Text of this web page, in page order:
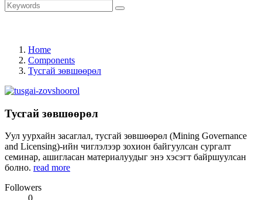
Home
Components
Тусгай зөвшөөрөл
Тусгай зөвшөөрөл
Уул уурхайн засаглал, тусгай зөвшөөрөл (Mining Governance
and Licensing)-ийн чиглэлээр зохион байгуулсан сургалт
семинар, ашигласан материалуудыг энэ хэсэгт байршуулсан
болно. read more
Followers